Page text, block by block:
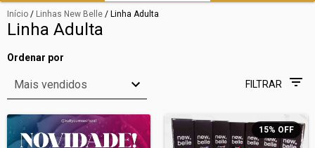
Início / Linhas New Belle / Linha Adulta
Linha Adulta
Ordenar por
FILTRAR
15% OFF